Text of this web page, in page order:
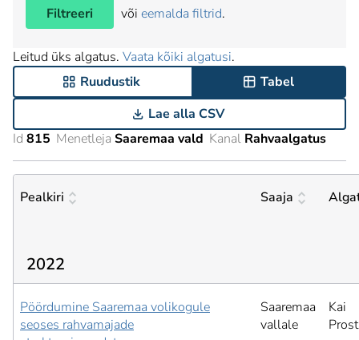
Filtreeri
või eemalda filtrid.
Leitud üks algatus. Vaata kõiki algatusi.
Ruudustik
Tabel
Lae alla CSV
Id 815 Menetleja Saaremaa vald Kanal Rahvaalgatus
Pealkiri Saaja
2022
Pöördumine Saaremaa volikogule
seoses rahvamajade
Saaremaa
vallale
Kai